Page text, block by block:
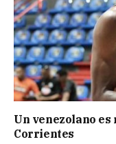
Un venezolano
Corrientes